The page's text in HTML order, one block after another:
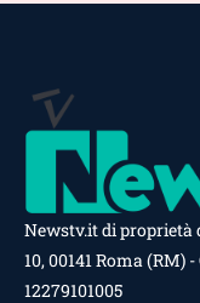
Newstv.it di proprietà
10, 00141 Roma (RM)
12279101005